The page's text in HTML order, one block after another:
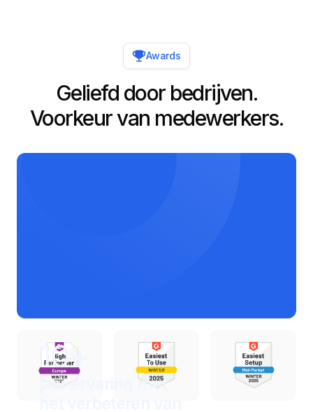
Awards
Geliefd door bedrijven.
Voorkeur van medewerkers.
10+
jaar ervaring met